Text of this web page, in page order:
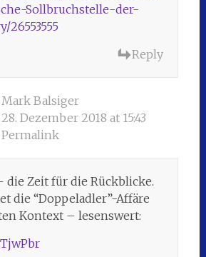
Sollbruchstelle-der-
26553555
Reply
Mark Balsiger
28. Dezember 2018 at 15:43
Permalink
die Zeit für die Rückblicke.
die “Doppeladler”-Affäre
Kontext – lesenswert: